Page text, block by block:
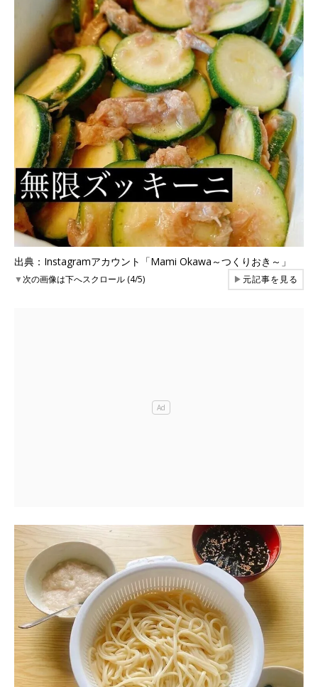
出典：Instagramアカウント「Mami Okawa～つくりおき～」
▼次の画像は下へスクロール (4/5) ▶元記事を見る